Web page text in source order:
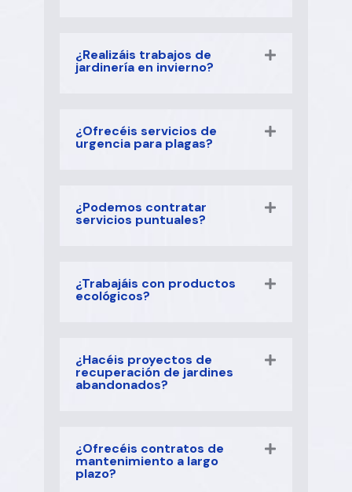
¿Realizáis trabajos de
jardinería en invierno?
¿Ofrecéis servicios de
urgencia para plagas?
¿Podemos contratar
servicios puntuales?
¿Trabajáis con productos
ecológicos?
¿Hacéis proyectos de
recuperación de jardines
abandonados?
¿Ofrecéis contratos de
mantenimiento a largo
plazo?